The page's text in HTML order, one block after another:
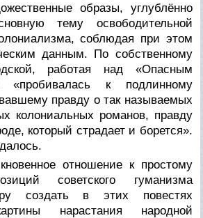
образы, углублённо
тему освободительной
соблюдая при этом
данным. По собственному
работая над «Опасным
«пробивалась к подлинному
правду о так называемых
колониальных романов, правду
который страдает и борется».
отношение к простому
советского гуманизма
создать в этих повестях
нарастания народной